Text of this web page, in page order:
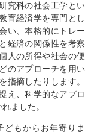
究科の社会工学とい
育経済学を専門とし
い、本格的にトレー
経済の関係性を考察
人の所得や社会の便
のアプローチを用い
指摘したりします。
え、科学的なアプロ
ました。
もからお年寄りま